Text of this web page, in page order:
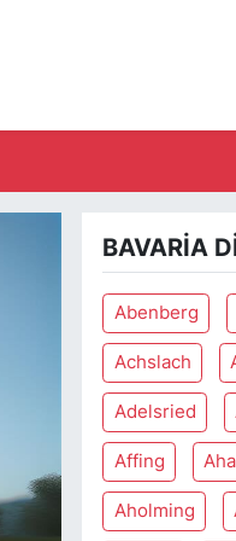
BAVARIA
Abenberg
Achslach
Adelsried
Affing
Aholming